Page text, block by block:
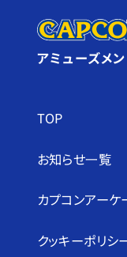
アミューズメ
TOP
お知らせ⼀覧
カプコンアーケ
クッキーポリシ